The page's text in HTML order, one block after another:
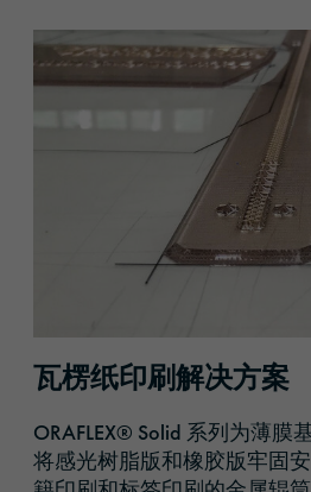
瓦楞纸印刷解决方案
ORAFLEX® Solid 系列为薄膜
将感光树脂版和橡胶版牢固